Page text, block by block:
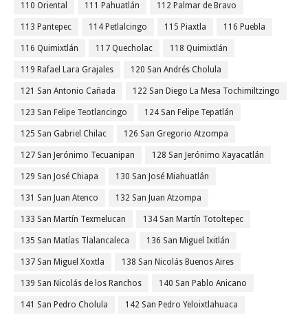
110 Oriental 111 Pahuatlán 112 Palmar de Bravo
113 Pantepec 114 Petlalcingo 115 Piaxtla 116 Puebla
116 Quimixtlán 117 Quecholac 118 Quimixtlán
119 Rafael Lara Grajales 120 San Andrés Cholula
121 San Antonio Cañada 122 San Diego La Mesa Tochimiltzingo
123 San Felipe Teotlancingo 124 San Felipe Tepatlán
125 San Gabriel Chilac 126 San Gregorio Atzompa
127 San Jerónimo Tecuanipan 128 San Jerónimo Xayacatlán
129 San José Chiapa 130 San José Miahuatlán
131 San Juan Atenco 132 San Juan Atzompa
133 San Martín Texmelucan 134 San Martín Totoltepec
135 San Matías Tlalancaleca 136 San Miguel Ixitlán
137 San Miguel Xoxtla 138 San Nicolás Buenos Aires
139 San Nicolás de los Ranchos 140 San Pablo Anicano
141 San Pedro Cholula 142 San Pedro Yeloixtlahuaca